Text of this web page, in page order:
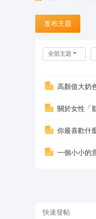
发布主题
全部主題
高顏值大奶
關於女性「
你最喜歡什
一個小小的
快速發帖